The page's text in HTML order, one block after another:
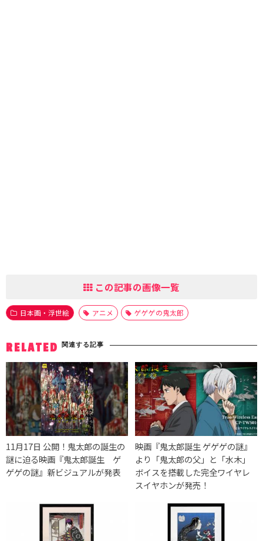
この記事の画像一覧
日本画・浮世絵 アニメ ゲゲゲの鬼太郎
RELATED 関連する記事
11月17日 公開！鬼太郎の誕生の
謎に迫る映画『鬼太郎誕生 ゲ
ゲゲの謎』新ビジュアルが発表
映画『鬼太郎誕生 ゲゲゲの謎』
より「鬼太郎の父」と「水木」
ボイスを搭載した完全ワイヤレ
スイヤホンが発売！